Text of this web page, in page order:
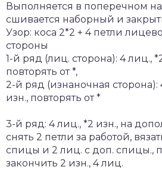
Выполняется в поперечном
сшивается наборный и
Узор: коса 2*2 + 4 петли
стороны
1-й ряд (лиц. сторона): 4 лиц.,
повторять от *,
2-й ряд (изнаночная сторона):
изн., повторять от *
3-й ряд: 4 лиц., *2 изн., на
снять 2 петли за работой,
спицы и 2 лиц. с доп. спицы.,
закончить 2 изн., 4 лиц.